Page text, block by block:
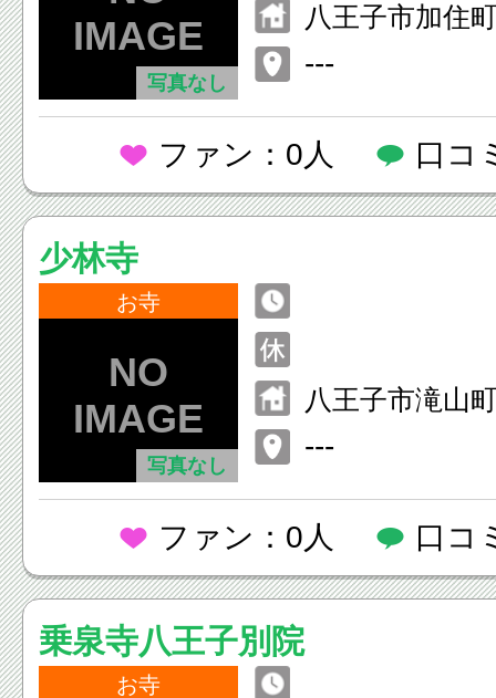
写真なし
八王子市加住
---
ファン：0人 口コ
少林寺
お寺
写真なし
八王子市滝山
---
ファン：0人 口コ
乗泉寺八王子別院
お寺